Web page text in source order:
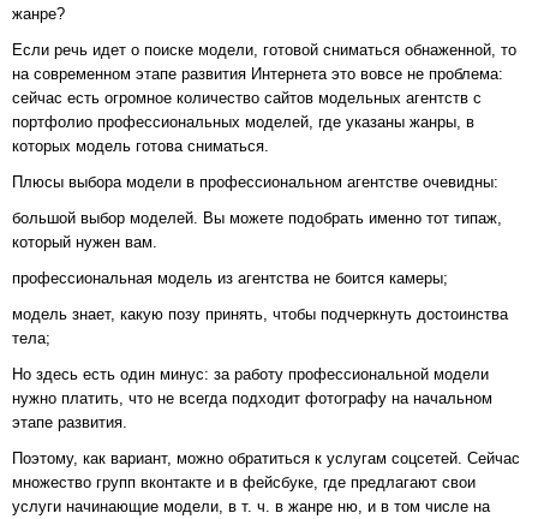
жанре?
Если речь идет о поиске модели, готовой сниматься обнаженной, то
на современном этапе развития Интернета это вовсе не проблема:
сейчас есть огромное количество сайтов модельных агентств с
портфолио профессиональных моделей, где указаны жанры, в
которых модель готова сниматься.
Плюсы выбора модели в профессиональном агентстве очевидны:
большой выбор моделей. Вы можете подобрать именно тот типаж,
который нужен вам.
профессиональная модель из агентства не боится камеры;
модель знает, какую позу принять, чтобы подчеркнуть достоинства
тела;
Но здесь есть один минус: за работу профессиональной модели
нужно платить, что не всегда подходит фотографу на начальном
этапе развития.
Поэтому, как вариант, можно обратиться к услугам соцсетей. Сейчас
множество групп вконтакте и в фейсбуке, где предлагают свои
услуги начинающие модели, в т. ч. в жанре ню, и в том числе на